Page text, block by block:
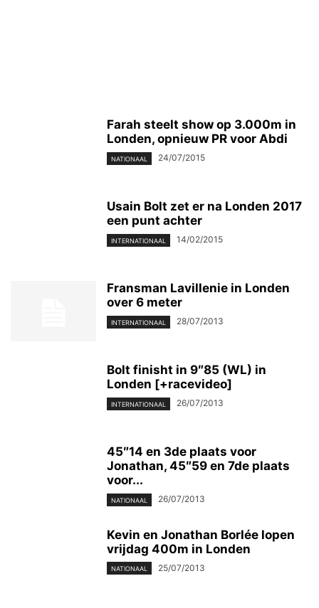
Farah steelt show op 3.000m in
Londen, opnieuw PR voor Abdi
NATIONAAL 24/07/2015
Usain Bolt zet er na Londen 2017
een punt achter
INTERNATIONAAL 14/02/2015
Fransman Lavillenie in Londen
over 6 meter
INTERNATIONAAL 28/07/2013
Bolt finisht in 9″85 (WL) in
Londen [+racevideo]
INTERNATIONAAL 26/07/2013
45″14 en 3de plaats voor
Jonathan, 45″59 en 7de plaats
voor...
NATIONAAL 26/07/2013
Kevin en Jonathan Borlée lopen
vrijdag 400m in Londen
NATIONAAL 25/07/2013